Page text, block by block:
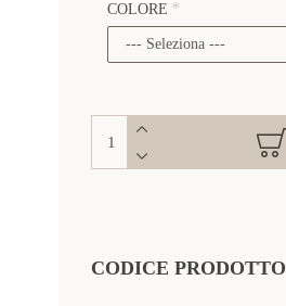
COLORE
CODICE PRODOTTO